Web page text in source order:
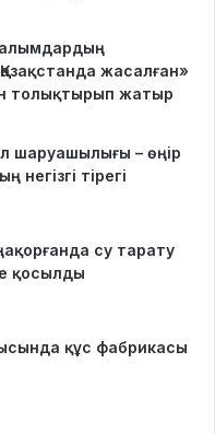
жасалған»
толықтырып жатыр
шаруашылығы – өңір
негізгі тірегі
су тарату
қосылды
құс фабрикасы